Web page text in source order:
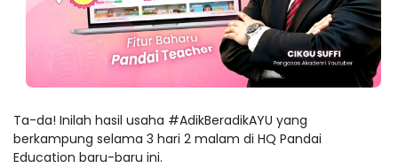
Ta-da! Inilah hasil usaha #AdikBeradikAYU yang
berkampung selama 3 hari 2 malam di HQ Pandai
Education baru-baru ini.